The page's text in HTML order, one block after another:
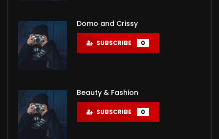
Domo and Crissy
SUBSCRIBE 0
Beauty & Fashion
SUBSCRIBE 0